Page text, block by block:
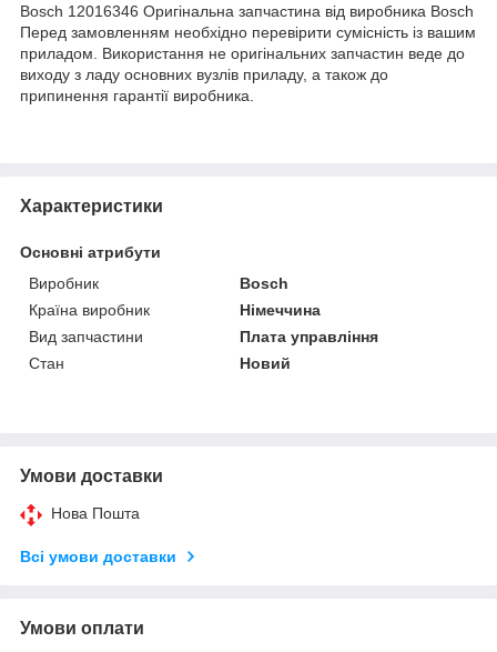
Bosch 12016346 Оригінальна запчастина від виробника Bosch
Перед замовленням необхідно перевірити сумісність із вашим
приладом. Використання не оригінальних запчастин веде до
виходу з ладу основних вузлів приладу, а також до
припинення гарантії виробника.
Характеристики
Основні атрибути
Виробник
Bosch
Країна виробник
Німеччина
Вид запчастини
Плата управління
Стан
Новий
Умови доставки
Нова Пошта
Всі умови доставки
Умови оплати